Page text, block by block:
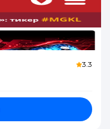
3.3